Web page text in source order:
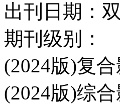
出刊日期：
期刊级别：
(2024版)复
(2024版)综